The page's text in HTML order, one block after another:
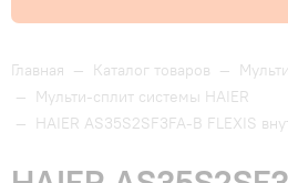
Как купить
Доставка и оплата
Главная — Каталог товаров —
— Мульти-сплит системы HAIER
— HAIER AS35S2SF3FA-B FLEXIS